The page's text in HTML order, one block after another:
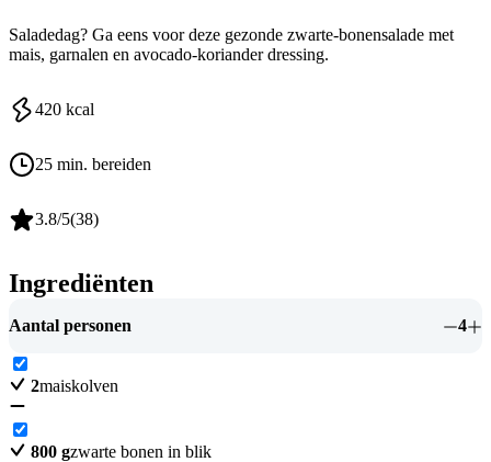
Saladedag? Ga eens voor deze gezonde zwarte-bonensalade met
mais, garnalen en avocado-koriander dressing.
420 kcal
25 min. bereiden
3.8/5(38)
Ingrediënten
Aantal personen 4
2maiskolven
800 gzwarte bonen in blik